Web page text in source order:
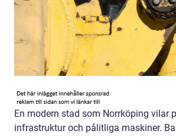
En modern stad som Norrköping vilar
infrastruktur och pålitliga maskiner.